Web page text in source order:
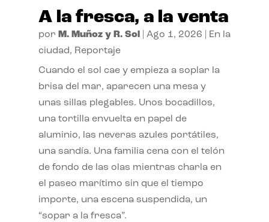
A la fresca, a la venta
por M. Muñoz y R. Sol| Ago 1, 2026
En la
ciudad, Reportaje
Cuando el sol cae y empieza a soplar la
brisa del mar, aparecen una mesa y
unas sillas plegables. Unos bocadillos,
una tortilla envuelta en papel de
aluminio, las neveras azules portátiles,
una sandía. Una familia cena con el telón
de fondo de las olas mientras charla en
el paseo marítimo sin que el tiempo
importe, una escena suspendida, un
“sopar a la fresca”.